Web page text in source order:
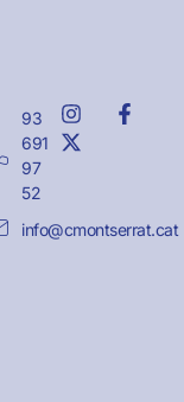
93
691
97
52
info@cmontserrat.cat